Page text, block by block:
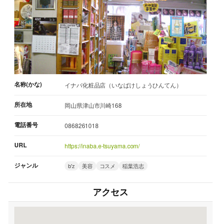
名称(かな) イナバ化粧品店（いなばけしょうひんてん）
所在地 岡山県津山市川崎168
電話番号 0868261018
URL https://inaba.e-tsuyama.com/
ジャンル b'z 美容 コスメ 稲葉浩志
アクセス